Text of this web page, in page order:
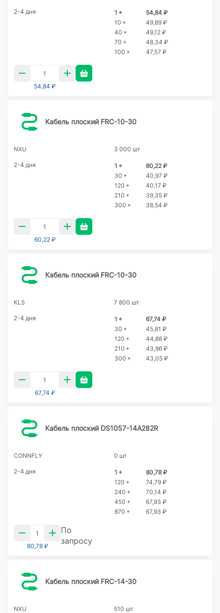
2-4 дня 1 +
54,84 ₽
10 +
49,89 ₽
40 +
49,12 ₽
70 +
48,34 ₽
100 +
47,57 ₽
54,84 ₽
Кабель плоский FRC-10-30
NXU 3 000 шт
2-4 дня 1 +
60,22 ₽
30 +
40,97 ₽
120 +
40,17 ₽
210 +
39,35 ₽
300 +
38,54 ₽
60,22 ₽
Кабель плоский FRC-10-30
KLS 7 800 шт
2-4 дня 1 +
67,74 ₽
30 +
45,81 ₽
120 +
44,88 ₽
210 +
43,96 ₽
300 +
43,05 ₽
67,74 ₽
Кабель плоский DS1057-14A282R
CONNFLY 0 шт
2-4 дня 1 +
80,78 ₽
120 +
74,79 ₽
240 +
70,14 ₽
450 +
67,93 ₽
870 +
67,93 ₽
80,78 ₽
По
запросу
Кабель плоский FRC-14-30
NXU 510 шт